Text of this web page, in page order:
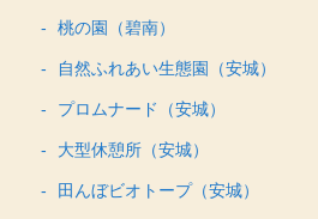
桃の園（碧南）
自然ふれあい生態園（安城）
プロムナード（安城）
大型休憩所（安城）
田んぼビオトープ（安城）